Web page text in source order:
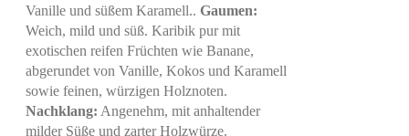
Vanille und süßem Karamell..Gaumen:
Weich, mild und süß. Karibik pur mit
exotischen reifen Früchten wie Banane,
abgerundet von Vanille, Kokos und Karamell
sowie feinen, würzigen Holznoten.
Nachklang: Angenehm, mit anhaltender
milder Süße und zarter Holzwürze.